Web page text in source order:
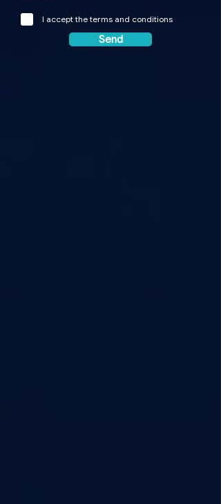
I accept the terms and conditions
Send